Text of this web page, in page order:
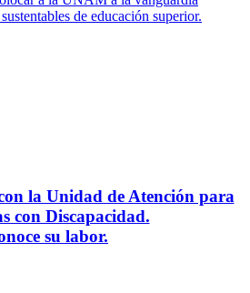
de educación superior.
la Unidad de Atención para
con Discapacidad.
su labor.